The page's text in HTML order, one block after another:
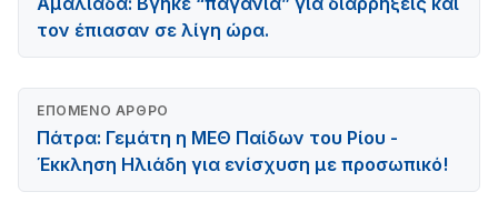
τον έπιασαν σε λίγη ώρα.
ΕΠΌΜΕΝΟ ΆΡΘΡΟ
Πάτρα: Γεμάτη η ΜΕΘ Παίδων του Ρίου -
Έκκληση Ηλιάδη για ενίσχυση με προσωπικό!